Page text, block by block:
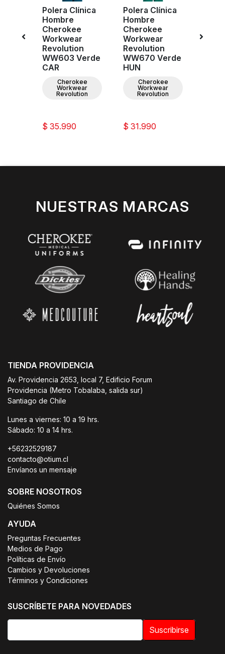
Polera Clínica
Hombre
Cherokee
Workwear
Revolution
WW603 Verde
CAR
Cherokee
Workwear
Revolution
$ 35.990
Polera Clínica
Hombre
Cherokee
Workwear
Revolution
WW670 Verde
HUN
Cherokee
Workwear
Revolution
$ 31.990
NUESTRAS MARCAS
TIENDA PROVIDENCIA
Av. Providencia 2653, local 7, Edificio Forum
Providencia (Metro Tobalaba, salida sur)
Santiago de Chile
Lunes a viernes: 10 a 19 hrs.
Sábado: 10 a 14 hrs.
+56232529187
contacto@otium.cl
Envíanos un mensaje
SOBRE NOSOTROS
Quiénes Somos
AYUDA
Preguntas Frecuentes
Medios de Pago
Políticas de Envío
Cambios y Devoluciones
Términos y Condiciones
SUSCRÍBETE PARA NOVEDADES
Suscribirse